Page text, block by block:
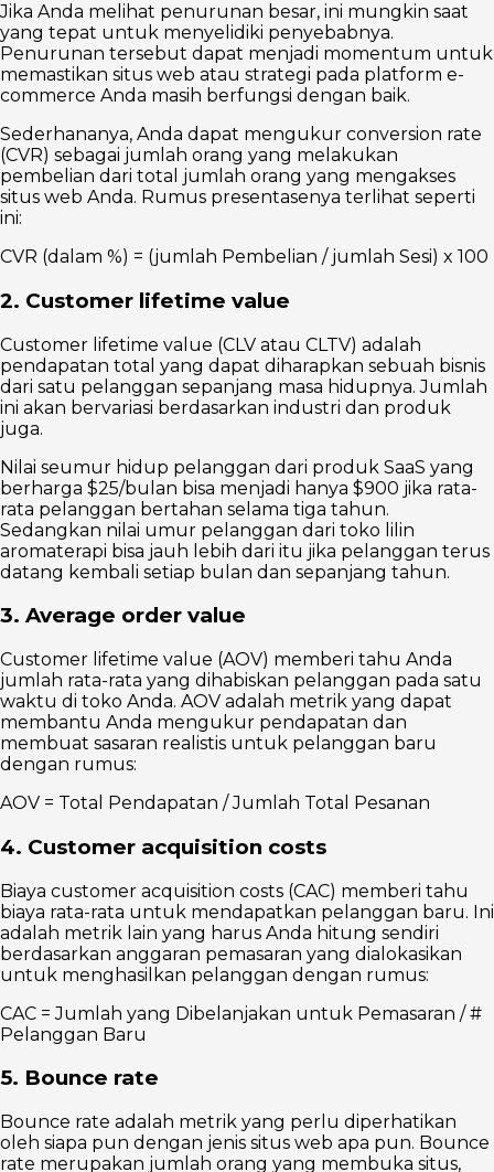
Jika Anda melihat penurunan besar, ini mungkin saat
yang tepat untuk menyelidiki penyebabnya.
Penurunan tersebut dapat menjadi momentum untuk
memastikan situs web atau strategi pada platform e-
commerce Anda masih berfungsi dengan baik.
Sederhananya, Anda dapat mengukur conversion rate
(CVR) sebagai jumlah orang yang melakukan
pembelian dari total jumlah orang yang mengakses
situs web Anda. Rumus presentasenya terlihat seperti
ini:
CVR (dalam %) = (jumlah Pembelian / jumlah Sesi) x 100
2. Customer lifetime value
Customer lifetime value (CLV atau CLTV) adalah
pendapatan total yang dapat diharapkan sebuah bisnis
dari satu pelanggan sepanjang masa hidupnya. Jumlah
ini akan bervariasi berdasarkan industri dan produk
juga.
Nilai seumur hidup pelanggan dari produk SaaS yang
berharga $25/bulan bisa menjadi hanya $900 jika rata-
rata pelanggan bertahan selama tiga tahun.
Sedangkan nilai umur pelanggan dari toko lilin
aromaterapi bisa jauh lebih dari itu jika pelanggan terus
datang kembali setiap bulan dan sepanjang tahun.
3. Average order value
Customer lifetime value (AOV) memberi tahu Anda
jumlah rata-rata yang dihabiskan pelanggan pada satu
waktu di toko Anda. AOV adalah metrik yang dapat
membantu Anda mengukur pendapatan dan
membuat sasaran realistis untuk pelanggan baru
dengan rumus:
AOV = Total Pendapatan / Jumlah Total Pesanan
4. Customer acquisition costs
Biaya customer acquisition costs (CAC) memberi tahu
biaya rata-rata untuk mendapatkan pelanggan baru. Ini
adalah metrik lain yang harus Anda hitung sendiri
berdasarkan anggaran pemasaran yang dialokasikan
untuk menghasilkan pelanggan dengan rumus:
CAC = Jumlah yang Dibelanjakan untuk Pemasaran / #
Pelanggan Baru
5. Bounce rate
Bounce rate adalah metrik yang perlu diperhatikan
oleh siapa pun dengan jenis situs web apa pun. Bounce
rate merupakan jumlah orang yang membuka situs,